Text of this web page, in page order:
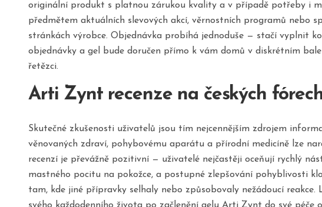
originální produkt s platnou zárukou kvality a v případě potřeby i
předmětem aktuálních slevových akcí, věrnostních programů
stránkách výrobce. Objednávka probíhá jednoduše — stačí vyplnit
objednávky a gel bude doručen přímo k vám domů v diskrétním
řetězci.
Arti Zynt recenze na českých
Skutečné zkušenosti uživatelů jsou tím nejcennějším zdrojem
věnovaných zdraví, pohybovému aparátu a přírodní medicíně lze
recenzí je převážně pozitivní — uživatelé nejčastěji oceňují rychlý
mastného pocitu na pokožce, a postupné zlepšování pohyblivosti
tam, kde jiné přípravky selhaly nebo způsobovaly nežádoucí